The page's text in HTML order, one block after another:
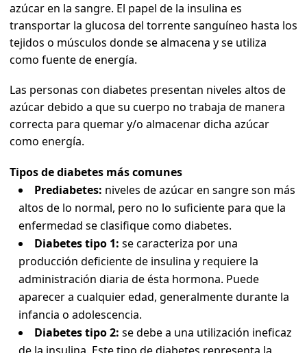
azúcar en la sangre. El papel de la insulina es
transportar la glucosa del torrente sanguíneo hasta los
tejidos o músculos donde se almacena y se utiliza
como fuente de energía.
Las personas con diabetes presentan niveles altos de
azúcar debido a que su cuerpo no trabaja de manera
correcta para quemar y/o almacenar dicha azúcar
como energía.
Tipos de diabetes más comunes
Prediabetes: niveles de azúcar en sangre son más
altos de lo normal, pero no lo suficiente para que la
enfermedad se clasifique como diabetes.
Diabetes tipo 1: se caracteriza por una
producción deficiente de insulina y requiere la
administración diaria de ésta hormona. Puede
aparecer a cualquier edad, generalmente durante la
infancia o adolescencia.
Diabetes tipo 2: se debe a una utilización ineficaz